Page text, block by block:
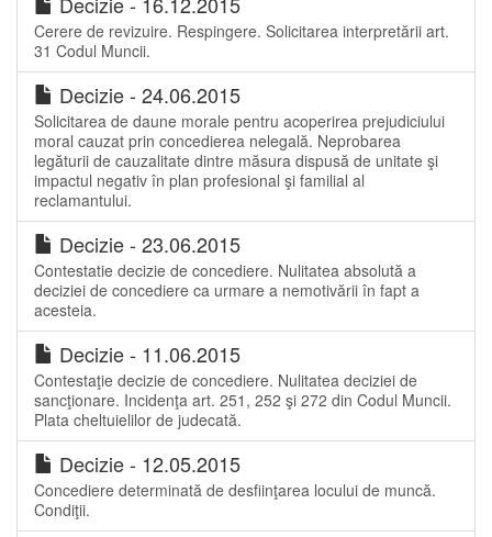
Cerere de revizuire. Respingere. Solicitarea interpretării art.
31 Codul Muncii.
Decizie - 24.06.2015
Solicitarea de daune morale pentru acoperirea prejudiciului
moral cauzat prin concedierea nelegală. Neprobarea
legăturii de cauzalitate dintre măsura dispusă de unitate şi
impactul negativ în plan profesional şi familial al
reclamantului.
Decizie - 23.06.2015
Contestatie decizie de concediere. Nulitatea absolută a
deciziei de concediere ca urmare a nemotivării în fapt a
acesteia.
Decizie - 11.06.2015
Contestaţie decizie de concediere. Nulitatea deciziei de
sancţionare. Incidenţa art. 251, 252 şi 272 din Codul Muncii.
Plata cheltuielilor de judecată.
Decizie - 12.05.2015
Concediere determinată de desfiinţarea locului de muncă.
Condiţii.